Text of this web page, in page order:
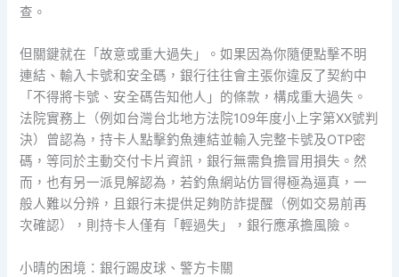
查。
但關鍵就在「故意或重大過失」。如果因為你隨便點擊不明
連結、輸入卡號和安全碼，銀行往往會主張你違反了契約中
「不得將卡號、安全碼告知他人」的條款，構成重大過失。
法院實務上（例如台灣台北地方法院109年度小上字第XX號判
決）曾認為，持卡人點擊釣魚連結並輸入完整卡號及OTP密
碼，等同於主動交付卡片資訊，銀行無需負擔冒用損失。然
而，也有另一派見解認為，若釣魚網站仿冒得極為逼真，一
般人難以分辨，且銀行未提供足夠防詐提醒（例如交易前再
次確認），則持卡人僅有「輕過失」，銀行應承擔風險。
小晴的困境：銀行踢皮球、警方卡關